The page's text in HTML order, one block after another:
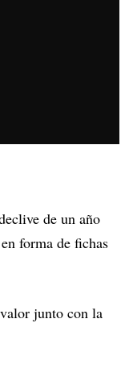
de un año
forma de fichas
junto con la